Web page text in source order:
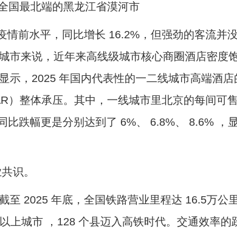
国最北端的黑龙江省漠河市
前水平，同比增长 16.2%，但强劲的客流并
市来说，近年来高线级城市核心商圈酒店密度
示，2025 年国内代表性的一二线城市高端酒店
）整体承压。其中，一线城市里北京的每间可
比跌幅更是分别达到了 6%、 6.8%、 8.6% ，
识。
2025 年底，全国铁路营业里程达 16.5万公
上城市 ，128 个县迈入高铁时代。交通效率的